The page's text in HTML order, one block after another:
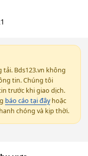
Bds123.vn không
tin. Chúng tôi
trước khi giao dịch.
báo cáo tại đâyhoặc
chóng và kịp thời.